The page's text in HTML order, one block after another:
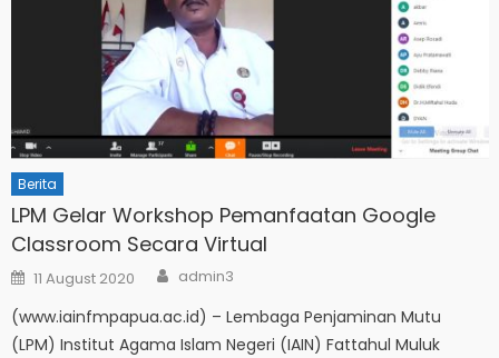
Berita
LPM Gelar Workshop Pemanfaatan Google
Classroom Secara Virtual
Posted
on
11 August 2020 Author
admin3
(www.iainfmpapua.ac.id) – Lembaga Penjaminan Mutu
(LPM) Institut Agama Islam Negeri (IAIN) Fattahul Muluk